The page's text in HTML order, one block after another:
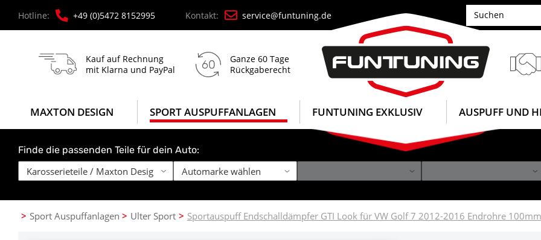
Hotline: +49 (0)5472 8152995 Kontakt: service@funtuning.de
Kauf auf Rechnung
mit Klarna und PayPal
Ganze 60 Tage
Rückgaberecht
MAXTON DESIGN SPORT AUSPUFFANLAGEN FUNTUNING EXKLUSIV AUSPUFF UND
Finde die passenden Teile für dein Auto:
Sport Auspuffanlagen Ulter Sport Sportauspuff Endschalldämpfer GTI Look für VW Golf 7 2012-2016 Endrohre 100mm